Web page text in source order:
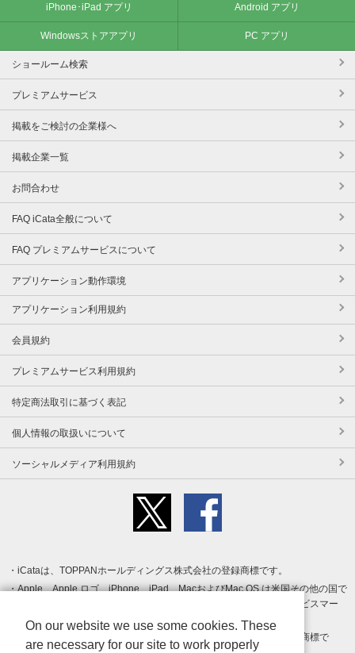
iPhone･iPad アプリ Android アプリ
Windowsストアアプリ PC アプリ
ショールーム検索
プレミアムサービス
掲載をご検討の企業様へ
掲載企業一覧
お問合わせ
FAQ iCata全般について
FAQ プレミアムサービスについて
アプリケーション動作環境
アプリケーション利用規約
会員規約
プレミアムサービス利用規約
特定商法取引に基づく表記
個人情報の取扱いについて
ソーシャルメディア利用規約
iCataは、TOPPANホールディングス株式会社の登録商標です。
Apple、Apple ロゴ、iPhone、iPad、MacおよびMac OS は米国その他の国で
登録された Apple Inc. の商標です。App Store は Apple Inc. のサービスマー
クです。
Android、Google Play および Google Play ロゴ は Google LLC の商標で
On our website we use some cookies. These
are necessary for our site to work properly